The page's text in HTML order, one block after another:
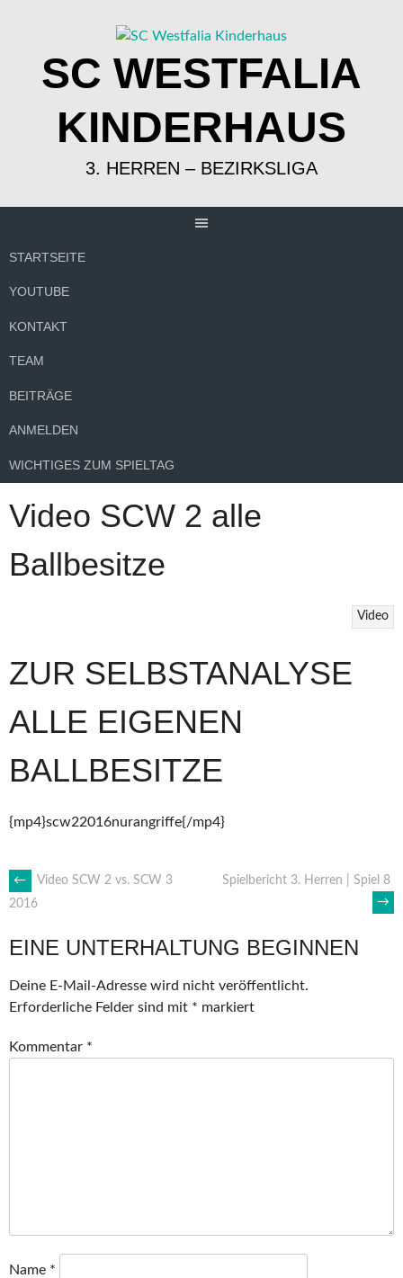
SC WESTFALIA
KINDERHAUS
3. HERREN – BEZIRKSLIGA
STARTSEITE
YOUTUBE
KONTAKT
TEAM
BEITRÄGE
ANMELDEN
WICHTIGES ZUM SPIELTAG
Video SCW 2 alle
Ballbesitze
Video
ZUR SELBSTANALYSE
ALLE EIGENEN
BALLBESITZE
{mp4}scw22016nurangriffe{/mp4}
ARTIKEL-
NAVIGATION
←
Video SCW 2 vs. SCW 3
2016
Spielbericht 3. Herren | Spiel 8
→
EINE UNTERHALTUNG BEGINNEN
Deine E-Mail-Adresse wird nicht veröffentlicht.
Erforderliche Felder sind mit * markiert
Kommentar *
Name *